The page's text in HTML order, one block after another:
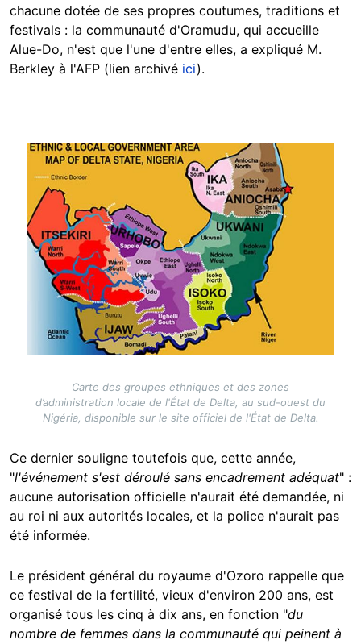
chacune dotée de ses propres coutumes, traditions et
festivals : la communauté d'Oramudu, qui accueille
Alue-Do, n'est que l'une d'entre elles, a expliqué M.
Berkley à l'AFP (lien archivé ici).
Image
Carte des groupes ethniques et des zones
d’administration locale de l'État de Delta, au sud-ouest du
Nigéria, disponible sur le site officiel de l'État de Delta.
Ce dernier souligne toutefois que, cette année,
"l'événement s'est déroulé sans encadrement adéquat" :
aucune autorisation officielle n'aurait été demandée, ni
au roi ni aux autorités locales, et la police n'aurait pas
été informée.
Le président général du royaume d'Ozoro rappelle que
ce festival de la fertilité, vieux d'environ 200 ans, est
organisé tous les cinq à dix ans, en fonction "du
nombre de femmes dans la communauté qui peinent à